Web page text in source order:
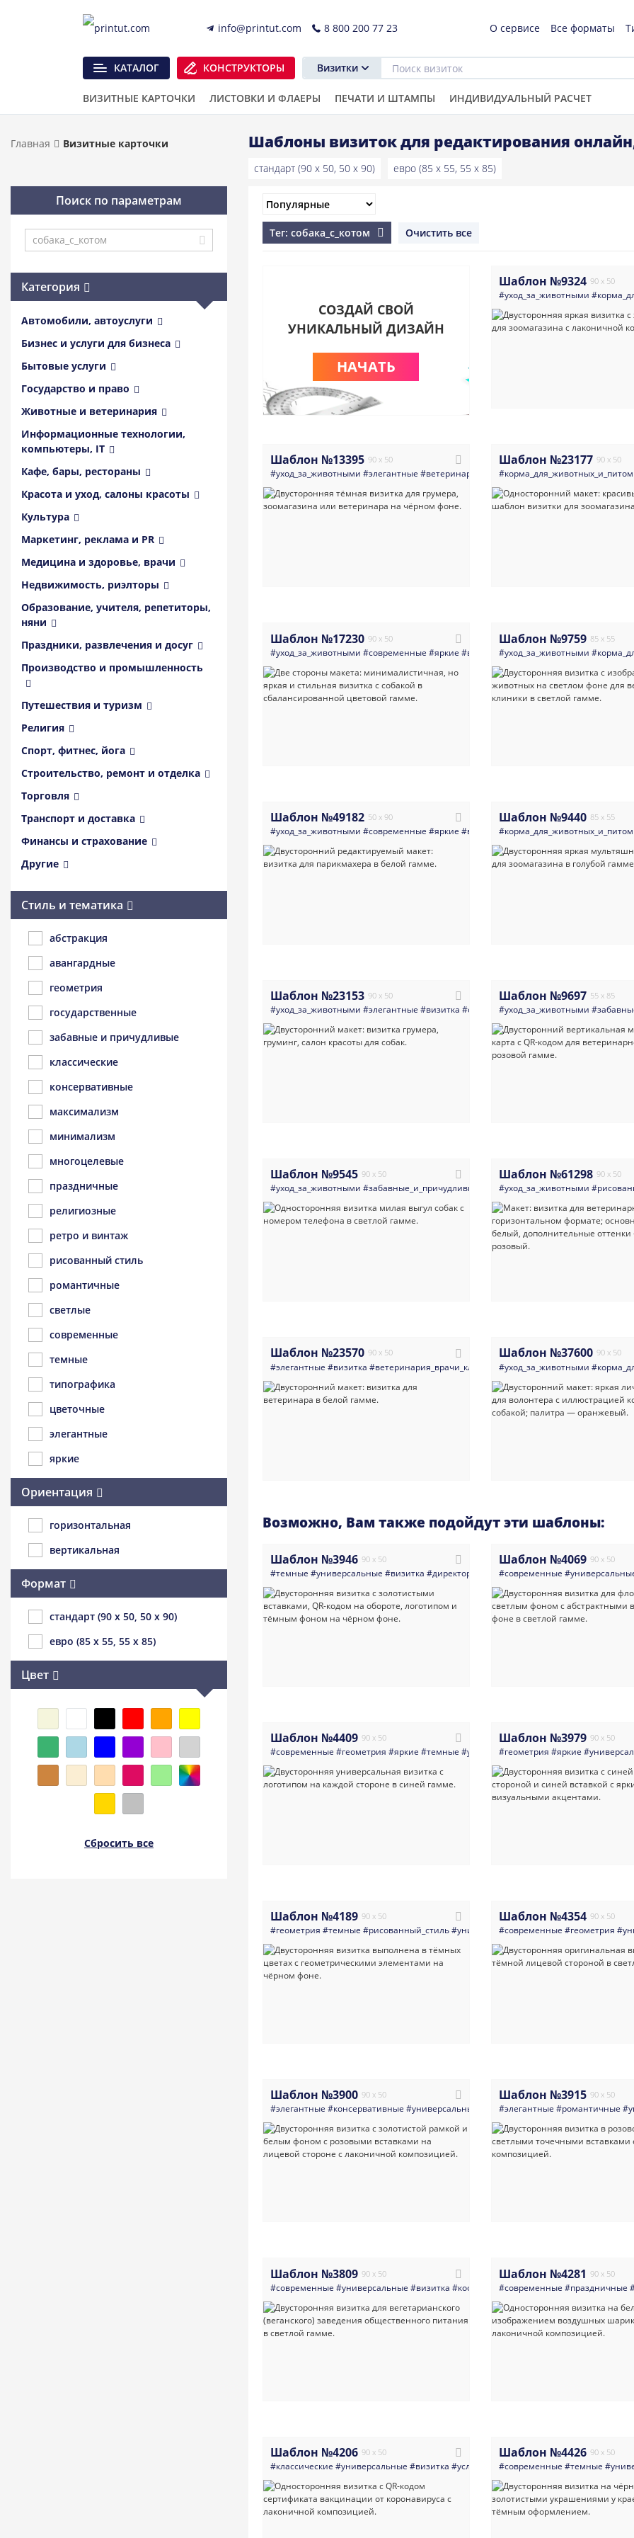
info@printut.com 8 800 200 77 23 О сервисе Все форматы
КАТАЛОГ КОНСТРУКТОРЫ Визитки
ВИЗИТНЫЕ КАРТОЧКИ ЛИСТОВКИ И ФЛАЕРЫ ПЕЧАТИ И ШТАМПЫ ИНДИВИДУАЛЬНЫЙ РАСЧЕТ
Главная Визитные карточки Шаблоны визиток для редактирования
стандарт (90 x 50, 50 x 90) евро (85 x 55, 55 x 85)
Поиск по параметрам
Категория
Автомобили, автоуслуги
Бизнес и услуги для бизнеса
Бытовые услуги
Государство и право
Животные и ветеринария
Информационные технологии,
компьютеры, IT
Кафе, бары, рестораны
Красота и уход, салоны красоты
Культура
Маркетинг, реклама и PR
Медицина и здоровье, врачи
Недвижимость, риэлторы
Образование, учителя, репетиторы,
няни
Праздники, развлечения и досуг
Производство и промышленность
Путешествия и туризм
Религия
Спорт, фитнес, йога
Строительство, ремонт и отделка
Торговля
Транспорт и доставка
Финансы и страхование
Другие
Стиль и тематика
абстракция
авангардные
геометрия
государственные
забавные и причудливые
классические
консервативные
максимализм
минимализм
многоцелевые
праздничные
религиозные
ретро и винтаж
рисованный стиль
романтичные
светлые
современные
темные
типографика
цветочные
элегантные
яркие
Ориентация
горизонтальная
вертикальная
Формат
стандарт (90 x 50, 50 x 90)
евро (85 x 55, 55 x 85)
Цвет
Сбросить все
Тег: собака_с_котом Очистить все
СОЗДАЙ СВОЙ
УНИКАЛЬНЫЙ ДИЗАЙН
НАЧАТЬ
Шаблон №9324 90 x 50
#уход_за_животными
Шаблон №13395 90 x 50
#уход_за_животными #элегантные #ветеринария #современные #темные#визитка
Шаблон №23177 90 x 50
Шаблон №17230 90 x 50
#уход_за_животными #современные #яркие #визитка#ветеринария_врачи_клиники
Шаблон №9759 85 x 55
#уход_за_животными
Шаблон №49182 50 x 90
#уход_за_животными #современные #яркие #визитка#ветеринария_врачи_клиники
Шаблон №9440 85 x 55
Шаблон №23153 90 x 50
#уход_за_животными #элегантные #визитка #собаки #салоны_красоты
Шаблон №9697 55 x 85
#уход_за_животными
Шаблон №9545 90 x 50
#уход_за_животными #забавные_и_причудливые #рисованный_стиль
Шаблон №61298 90 x 50
#уход_за_животными
Шаблон №23570 90 x 50
#элегантные #визитка #ветеринария_врачи_клиники#товары_для_животных
Шаблон №37600 90 x 50
#уход_за_животными
Возможно, Вам также подойдут эти шаблоны:
Шаблон №3946 90 x 50
#темные #универсальные #визитка #директор #qr_код#абстракция #многоцелевые
Шаблон №4069 90 x 50
#современные
Шаблон №4409 90 x 50
#современные #геометрия #яркие #темные #универсальные#визитка
Шаблон №3979 90 x 50
#геометрия #яркие
Шаблон №4189 90 x 50
#геометрия #темные #рисованный_стиль#универсальные#визитка
Шаблон №4354 90 x 50
#современные #геометрия
Шаблон №3900 90 x 50
#элегантные #консервативные #универсальные #визитка#косметология
Шаблон №3915 90 x 50
#элегантные #романтичные
Шаблон №3809 90 x 50
#современные #универсальные #визитка #кофейня #ресторан
Шаблон №4281 90 x 50
#современные #праздничные
Шаблон №4206 90 x 50
#классические #универсальные #визитка #услуги_для_бизнеса
Шаблон №4426 90 x 50
#современные #темные